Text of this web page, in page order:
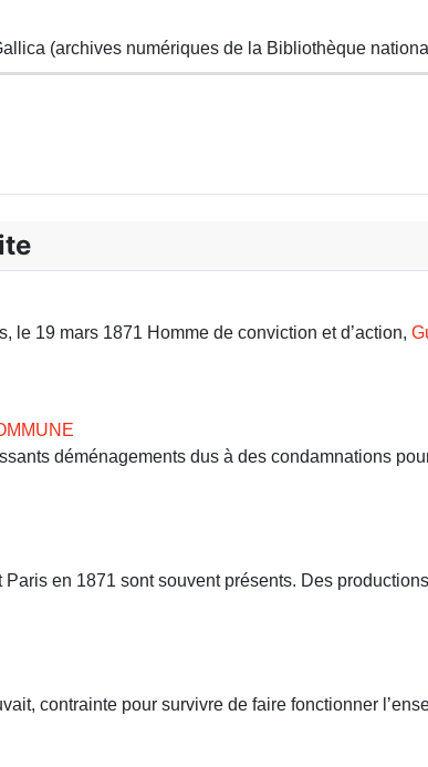
(archives numériques de la Bibliothèque
ET UNE EXPOSITION
le 19 mars 1871 Homme de conviction et d’action,
déménagements dus à des condamnations
en 1871 sont souvent présents. Des
contrainte pour survivre de faire fonctionner